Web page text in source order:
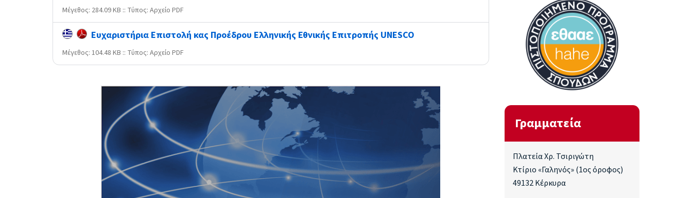
Mέγεθος: 284.09 KB :: Τύπος: Αρχείο PDF
Ευχαριστήρια Επιστολή κας Προέδρου Ελληνικής Εθνικής Επιτροπής UNESCO
Mέγεθος: 104.48 KB :: Τύπος: Αρχείο PDF
Γραμματεία
Πλατεία Χρ. Τσιριγώτη
Κτίριο «Γαληνός» (1ος όροφος)
49132 Κέρκυρα